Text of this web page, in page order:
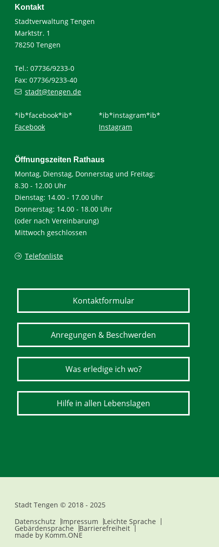
Kontakt
Stadtverwaltung Tengen
Marktstr. 1
78250 Tengen
Tel.: 07736/9233-0
Fax: 07736/9233-40
stadt@tengen.de
*ib*facebook*ib*
Facebook
*ib*instagram*ib*
Instagram
Öffnungszeiten Rathaus
Montag, Dienstag, Donnerstag und Freitag:
8.30 - 12.00 Uhr
Dienstag: 14.00 - 17.00 Uhr
Donnerstag: 14.00 - 18.00 Uhr
(oder nach Vereinbarung)
Mittwoch geschlossen
Telefonliste
Kontaktformular
Anregungen & Beschwerden
Was erledige ich wo?
Hilfe in allen Lebenslagen
Stadt Tengen © 2018 - 2025
Datenschutz
Impressum Leichte Sprache
Gebärdensprache Barrierefreiheit
made by Komm.ONE